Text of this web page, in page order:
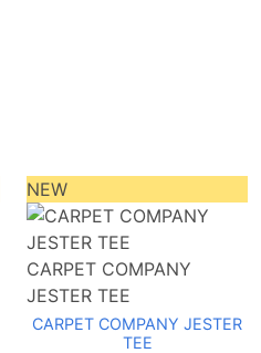
NEW
CARPET COMPANY
JESTER TEE
CARPET COMPANY JESTER
TEE